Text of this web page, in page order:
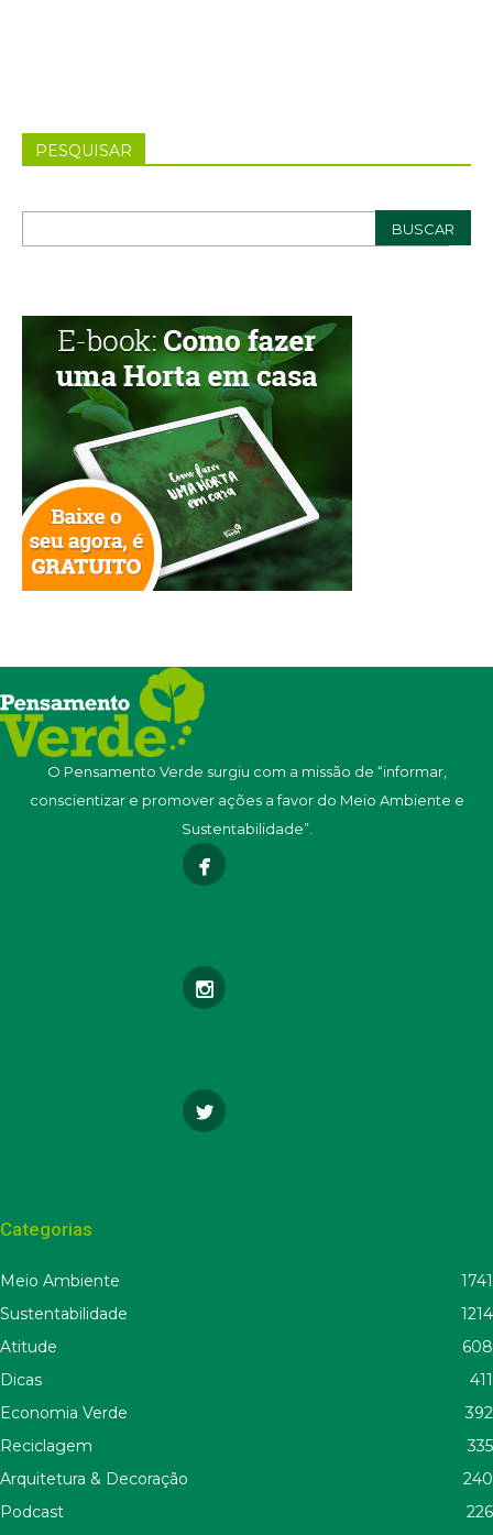
PESQUISAR
O Pensamento Verde surgiu com a missão de “informar,
conscientizar e promover ações a favor do Meio Ambiente e
Sustentabilidade”.
Categorias
Meio Ambiente
1741
Sustentabilidade
1214
Atitude
608
Dicas
411
Economia Verde
392
Reciclagem
335
Arquitetura & Decoração
240
Podcast
226